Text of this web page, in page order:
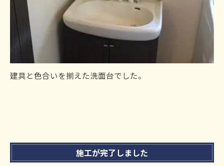
建具と色合いを揃えた洗面台でした。
施工が完了しました